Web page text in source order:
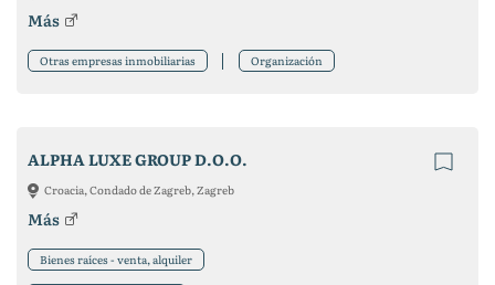
Más
Otras empresas inmobiliarias Organización
ALPHA LUXE GROUP D.O.O.
Croacia, Condado de Zagreb, Zagreb
Más
Bienes raíces - venta, alquiler